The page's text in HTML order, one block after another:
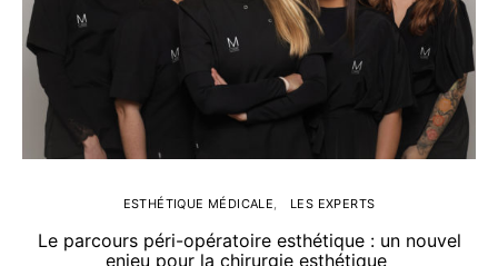
ESTHÉTIQUE MÉDICALE LES EXPERTS
Le parcours péri-opératoire esthétique : un nouvel
enjeu pour la chirurgie esthétique